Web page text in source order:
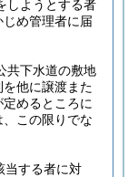
しようとする者
め管理者に届
共下水道の敷地
他に譲渡また
めるところに
この限りでな
当する者に対